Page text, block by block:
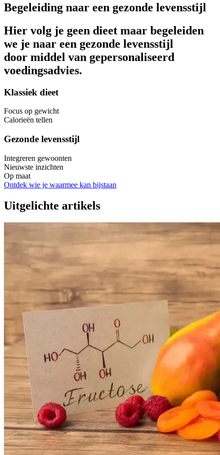
Begeleiding naar een gezonde levensstijl
Hier volg je geen dieet maar begeleiden
we je naar een gezonde levensstijl
door middel van gepersonaliseerd
voedingsadvies.
Klassiek dieet
Focus op gewicht
Calorieën tellen
Gezonde levensstijl
Integreren gewoonten
Nieuwste inzichten
Op maat
Ontdek wie je waarmee kan bijstaan
Uitgelichte artikels